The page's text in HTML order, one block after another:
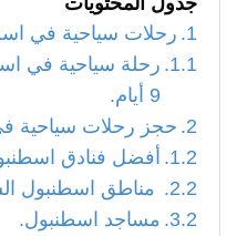
رحلات سياحية في
رحلة سياحية في
9 أيام.
حجز رحلات سياحية
أفضل فنادق
مناطق اسطنبول
مساجد اسطنبول.